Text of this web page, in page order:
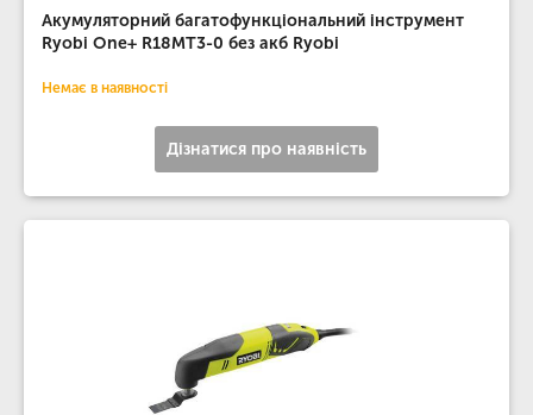
Акумуляторний багатофункціональний інструмент
Ryobi One+ R18MT3-0 без акб Ryobi
Немає в наявності
Дізнатися про наявність